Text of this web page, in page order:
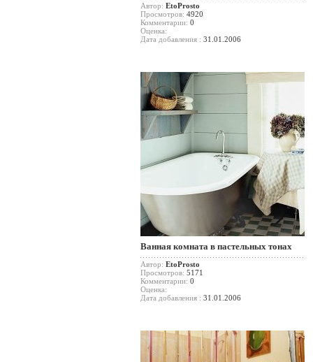
Автор: EtoProsto
Просмотров: 4920
Комментарии: 0
Оценка:
Дата добавления : 31.01.2006
Ванная комната в пастельных тонах
Автор: EtoProsto
Просмотров: 5171
Комментарии: 0
Оценка:
Дата добавления : 31.01.2006